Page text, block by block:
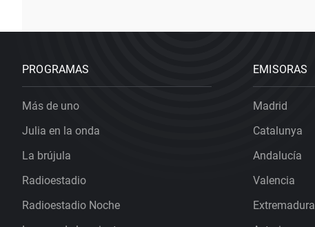
PROGRAMAS
Más de uno
Julia en la onda
La brújula
Radioestadio
Radioestadio Noche
EMISORAS
Madrid
Catalunya
Andalucía
Valencia
Extremadura